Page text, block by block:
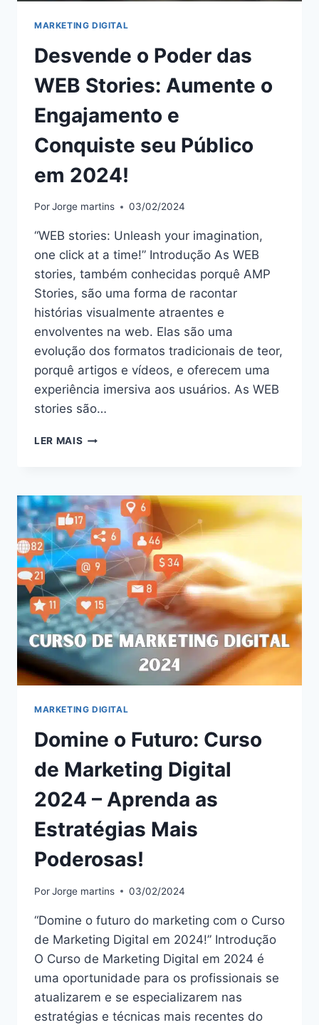
MARKETING DIGITAL
Desvende o Poder das
WEB Stories: Aumente o
Engajamento e
Conquiste seu Público
em 2024!
PorJorge martins 03/02/2024
“WEB stories: Unleash your imagination,
one click at a time!” Introdução As WEB
stories, também conhecidas porquê AMP
Stories, são uma forma de racontar
histórias visualmente atraentes e
envolventes na web. Elas são uma
evolução dos formatos tradicionais de teor,
porquê artigos e vídeos, e oferecem uma
experiência imersiva aos usuários. As WEB
stories são…
LER MAIS DESVENDE
WEB
STORIES:
AUMENTE
O
ENGAJAMENTO
E
CONQUISTE
SEU
PÚBLICO
EM
2024!
MARKETING DIGITAL
Domine o Futuro: Curso
de Marketing Digital
2024 – Aprenda as
Estratégias Mais
Poderosas!
PorJorge martins 03/02/2024
“Domine o futuro do marketing com o Curso
de Marketing Digital em 2024!” Introdução
O Curso de Marketing Digital em 2024 é
uma oportunidade para os profissionais se
atualizarem e se especializarem nas
estratégias e técnicas mais recentes do